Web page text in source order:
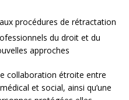
procédures de rétractation
du droit et du
approches
collaboration étroite entre
et social, ainsi qu’une